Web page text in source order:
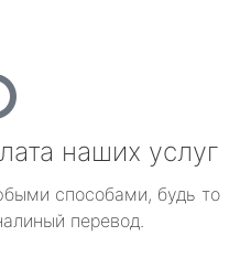
наших услуг
способами, будь то
перевод.